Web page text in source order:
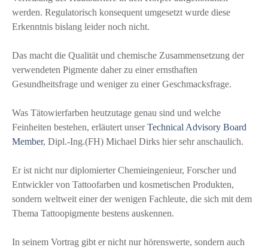
werden. Regulatorisch konsequent umgesetzt wurde diese
Erkenntnis bislang leider noch nicht.
Das macht die Qualität und chemische Zusammensetzung der
verwendeten Pigmente daher zu einer ernsthaften
Gesundheitsfrage und weniger zu einer Geschmacksfrage.
Was Tätowierfarben heutzutage genau sind und welche
Feinheiten bestehen, erläutert unserTechnical Advisory Board
Member, Dipl.-Ing.(FH) Michael Dirks hier sehr anschaulich.
Er ist nicht nur diplomierter Chemieingenieur, Forscher und
Entwickler von Tattoofarben und kosmetischen Produkten,
sondern weltweit einer der wenigen Fachleute, die sich mit dem
Thema Tattoopigmente bestens auskennen.
In seinem Vortrag gibt er nicht nur hörenswerte, sondern auch